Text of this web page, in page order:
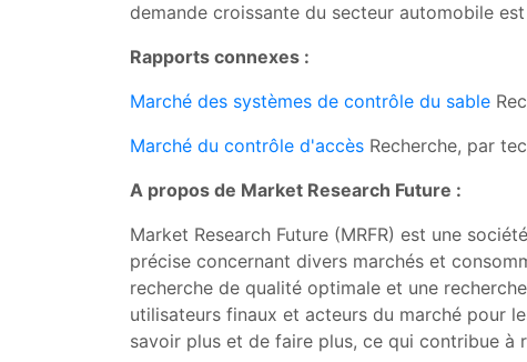
demande croissante du secteur automobile
Rapports connexes :
Marché des systèmes de contrôle du sable
Marché du contrôle d'accès Recherche, par
A propos de Market Research Future :
Market Research Future (MRFR) est une
précise concernant divers marchés et
recherche de qualité optimale et une
utilisateurs finaux et acteurs du marché pour
savoir plus et de faire plus, ce qui contribue à